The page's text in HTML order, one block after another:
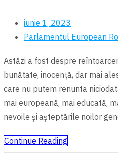
iunie 1, 2023
Parlamentul European
Astăzi a fost despre
bunătate, inocență, dar mai
care nu putem renunta
mai europeană, mai educată,
nevoile și așteptările noilor
Continue Reading